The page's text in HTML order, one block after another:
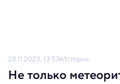
28.11.2023, 13:57 История
Не только